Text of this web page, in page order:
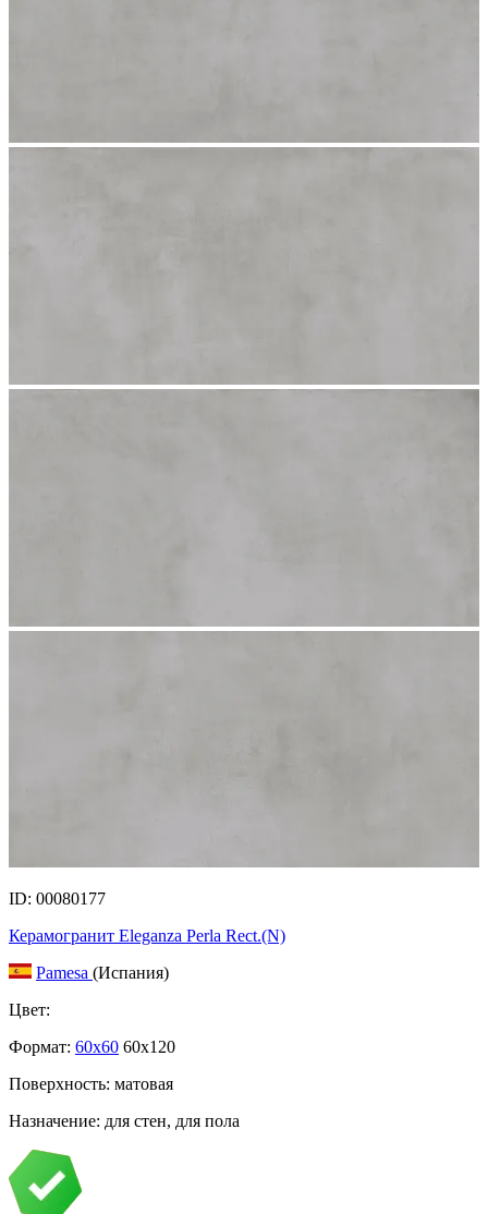
ID: 00080177
Керамогранит Eleganza Perla Rect.(N)
Pamesa (Испания)
Цвет:
Формат: 60x60 60x120
Поверхность: матовая
Назначение: для стен, для пола